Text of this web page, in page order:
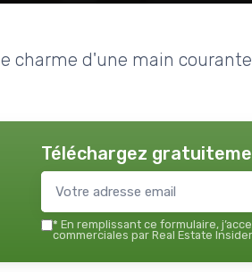
charme d'une main
Téléchargez
* En remplissant ce formulaire,
commerciales par Real Estate